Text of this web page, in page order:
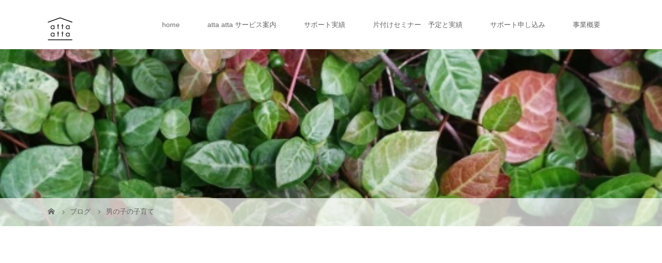
home atta atta サービス案内 サポート実績 片付けセミナー 予定と実績 サポート申し込み 事業概要
ブログ 男の子の子育て